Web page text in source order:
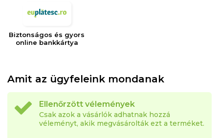
Biztonságos és gyors
online bankkártya
Amit az ügyfeleink mondanak
Ellenőrzött vélemények
Csak azok a vásárlók adhatnak hozzá
véleményt, akik megvásárolták ezt a terméket.